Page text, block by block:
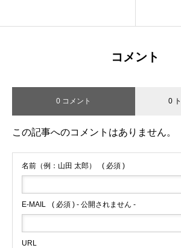
コメント
0 コメント 0
この記事へのコメントはありません。
名前（例：山田 太郎） ( 必須 )
E-MAIL ( 必須 ) - 公開されません -
URL